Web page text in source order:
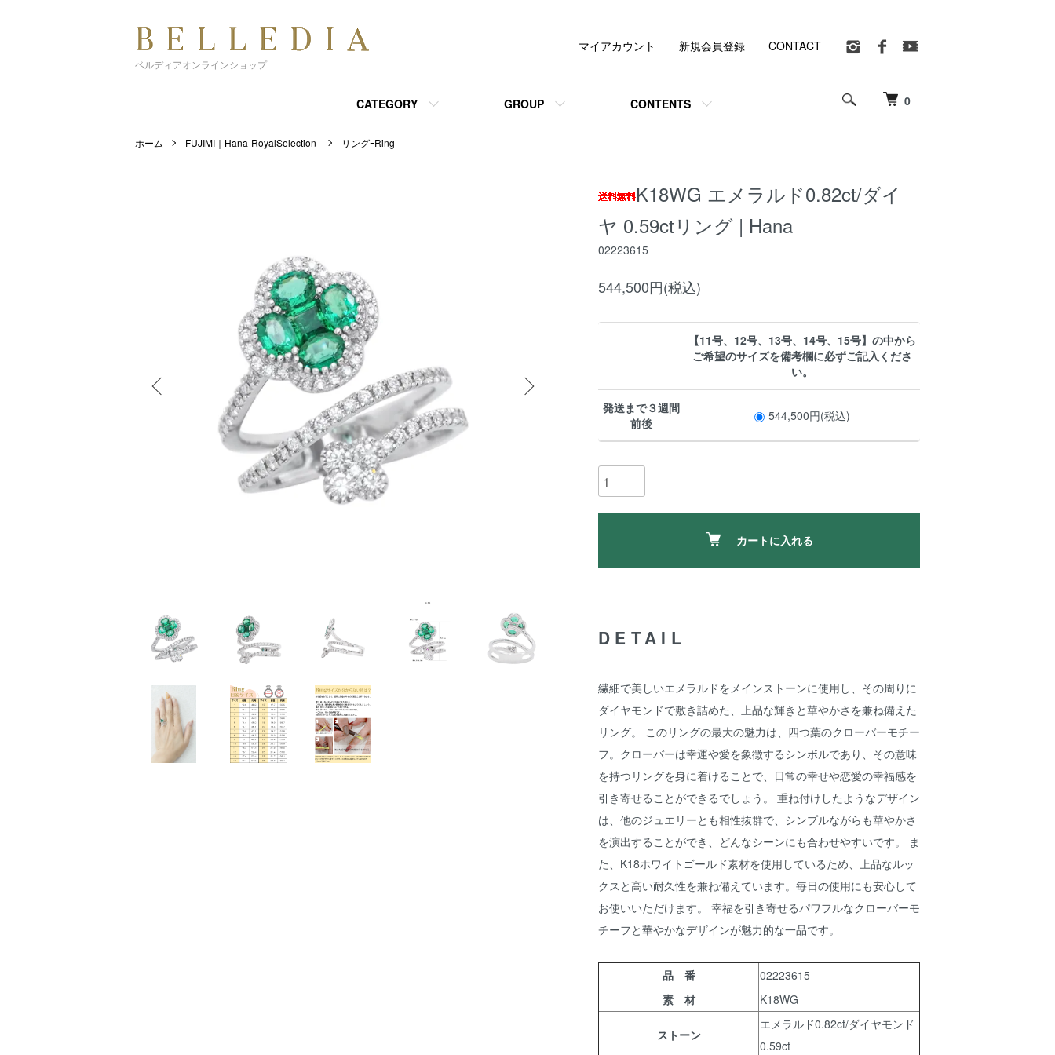
ベルディアオンラインショップ
0
CATEGORY GROUP CONTENTS
マイアカウント 新規会員登録 CONTACT
ホーム FUJIMI｜Hana-RoyalSelection- リングｰRing
K18WG エメラルド0.82ct/ダイ
ヤ 0.59ctリング | Hana
02223615
544,500円(税込)
【11号、12号、13号、14号、15号】の中から
ご希望のサイズを備考欄に必ずご記入くださ
い。
発送まで３週間
前後
544,500円(税込)
カートに入れる
DETAIL
繊細で美しいエメラルドをメインストーンに使用し、その周りに
ダイヤモンドで敷き詰めた、上品な輝きと華やかさを兼ね備えた
リング。 このリングの最大の魅力は、四つ葉のクローバーモチー
フ。クローバーは幸運や愛を象徴するシンボルであり、その意味
を持つリングを身に着けることで、日常の幸せや恋愛の幸福感を
引き寄せることができるでしょう。 重ね付けしたようなデザイン
は、他のジュエリーとも相性抜群で、シンプルながらも華やかさ
を演出することができ、どんなシーンにも合わせやすいです。 ま
た、K18ホワイトゴールド素材を使用しているため、上品なルッ
クスと高い耐久性を兼ね備えています。毎日の使用にも安心して
お使いいただけます。 幸福を引き寄せるパワフルなクローバーモ
チーフと華やかなデザインが魅力的な一品です。
品 番
02223615
素 材
K18WG
ストーン
エメラルド0.82ct/ダイヤモンド
0.59ct